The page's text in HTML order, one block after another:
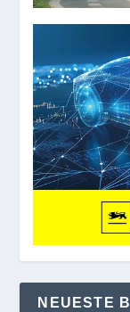
NEUESTE